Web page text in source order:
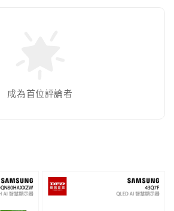
成為首位評論者